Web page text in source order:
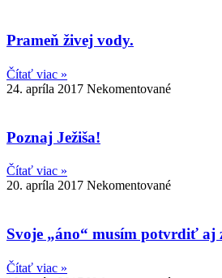
Prameň živej vody.
Čítať viac »
24. apríla 2017 Nekomentované
Poznaj Ježiša!
Čítať viac »
20. apríla 2017 Nekomentované
Svoje „áno“ musím potvrdiť aj
Čítať viac »